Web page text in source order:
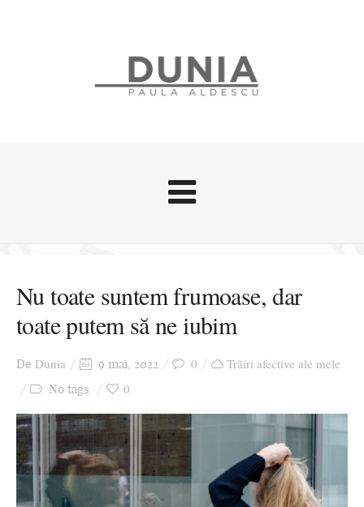
Stari afective
Zice Dunia
Călătorii
Cursuri povestite
Nu toate suntem frumoase, dar
toate putem să ne iubim
De Dunia 9 mai, 2022 0 Trăiri afective ale mele
No tags 0